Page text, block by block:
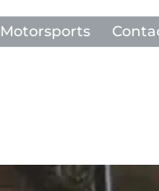
Motorsports